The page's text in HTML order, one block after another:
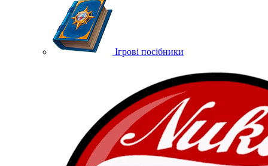
Ігрові посібники